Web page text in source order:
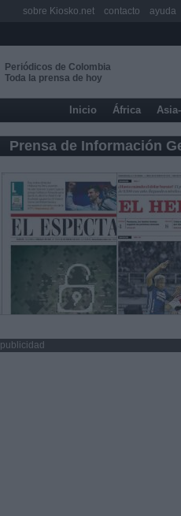
Periódicos de Colombia
Toda la prensa de hoy
Inicio África
Prensa de Información
publicidad
sobre Kiosko.net contacto ayuda